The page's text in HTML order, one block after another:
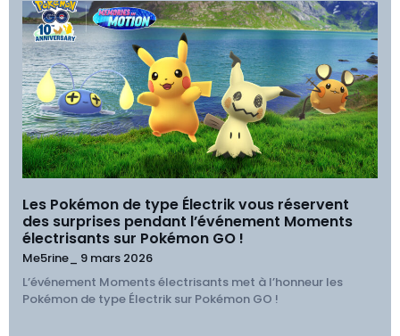
Les Pokémon de type Électrik vous réservent
des surprises pendant l’événement Moments
électrisants sur Pokémon GO !
Me5rine_ 9 mars 2026
L’événement Moments électrisants met à l’honneur les
Pokémon de type Électrik sur Pokémon GO !